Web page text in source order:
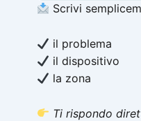
Scrivi
il problema
il dispositivo
la zona
Ti rispondo